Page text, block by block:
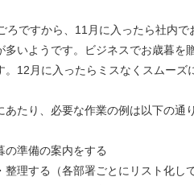
ろですから、11月に入ったら社内
多いようです。ビジネスでお歳暮
12月に入ったらミスなくスムーズ
たり、必要な作業の例は以下の通り
準備の案内をする
理する（各部署ごとにリスト化し